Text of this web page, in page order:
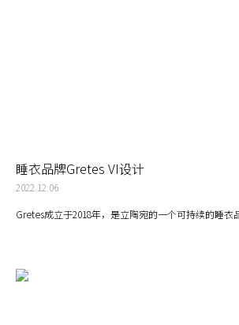
睡衣品牌Gretes VI设计
2022.12.06
Gretes成立于2018年，是立陶宛的一个可持续的睡衣